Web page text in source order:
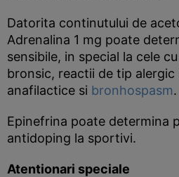
Datorita continutului de
Adrenalina 1 mg poate
sensibile, in special la cele
bronsic, reactii de tip
anafilactice si bronhospasm.
Epinefrina poate determina
antidoping la sportivi.
Atentionari speciale